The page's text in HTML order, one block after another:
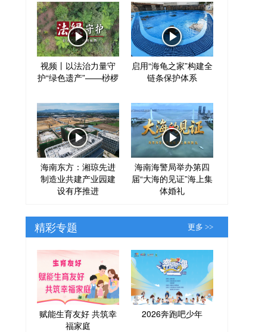
视频丨以法治力量守
护“绿色遗产”——桫椤
启用“海龟之家”构建全
链条保护体系
海南东方：湘琼先进
制造业共建产业园建
设有序推进
海南海警局举办第四
届“大海的见证”海上集
体婚礼
精彩专题 更多 >>
赋能生育友好 共筑幸
福家庭
2026奔跑吧少年